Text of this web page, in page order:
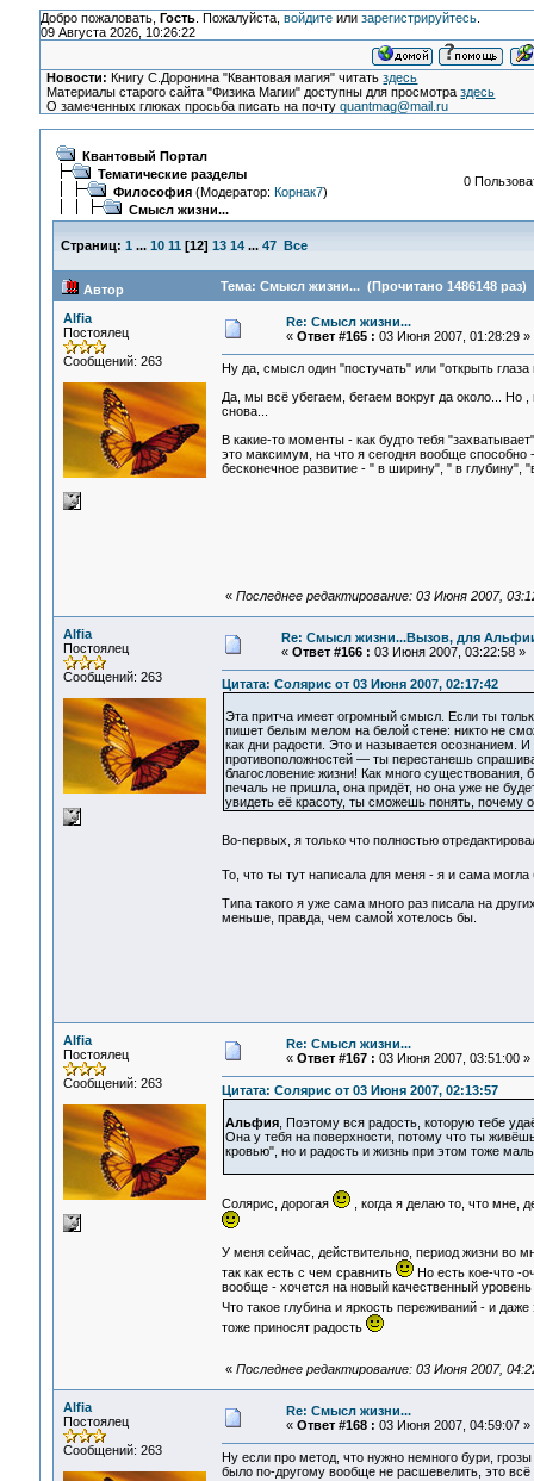
Добро пожаловать, Гость. Пожалуйста, войдитеили зарегистрируйтесь.
09 Августа 2026, 10:26:22
Новости: Книгу С.Доронина "Квантовая магия" читатьздесь
Материалы старого сайта "Физика Магии" доступны для просмотраздесь
О замеченных глюках просьба писать на почтуquantmag@mail.ru
Квантовый Портал
Тематические разделы
Философия(Модератор: Корнак7)
Смысл жизни...
0
Страниц: 1 ... 10 11 [12] 13 14 ... 47 Все
Автор Тема: Смысл жизни... (Прочитано 1486148 раз)
Alfia
Постоялец
Сообщений: 263
Re: Смысл жизни...
« Ответ #165 : 03 Июня 2007, 01:28:29 »
Ну да, смысл один "постучать" или "открыть
Да, мы всё убегаем, бегаем вокруг да около... Но
снова...
В какие-то моменты - как будто тебя
это максимум, на что я сегодня вообще
бесконечное развитие - " в ширину", " в глубину",
« Последнее редактирование: 03 Июня 2007,
Alfia
Постоялец
Сообщений: 263
Re: Смысл жизни...Вызов, для
« Ответ #166 : 03 Июня 2007, 03:22:58 »
Цитата: Солярис от 03 Июня 2007, 02:17:42
Эта притча имеет огромный смысл. Если ты
пишет белым мелом на белой стене: никто не
как дни радости. Это и называется осознанием.
противоположностей — ты перестанешь
благословение жизни! Как много
печаль не пришла, она придёт, но она уже не
увидеть её красоту, ты сможешь понять, почему
Во-первых, я только что полностью
То, что ты тут написала для меня - я и сама
Типа такого я уже сама много раз писала на
меньше, правда, чем самой хотелось бы.
Alfia
Постоялец
Сообщений: 263
Re: Смысл жизни...
« Ответ #167 : 03 Июня 2007, 03:51:00 »
Цитата: Солярис от 03 Июня 2007, 02:13:57
Альфия, Поэтому вся радость, которую тебе
Она у тебя на поверхности, потому что ты
кровью", но и радость и жизнь при этом тоже
Солярис, дорогая , когда я делаю то, что мне,
У меня сейчас, действительно, период жизни во
так как есть с чем сравнить
Но есть кое-что -
вообще - хочется на новый качественный
Что такое глубина и яркость переживаний - и
тоже приносят радость
« Последнее редактирование: 03 Июня 2007,
Alfia
Постоялец
Сообщений: 263
Re: Смысл жизни...
« Ответ #168 : 03 Июня 2007, 04:59:07 »
Ну если про метод, что нужно немного бури,
было по-другому вообще не расшевелить, это всё